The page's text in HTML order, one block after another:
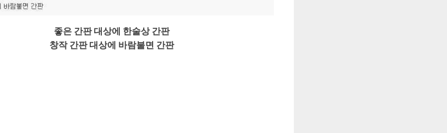
좋은 간판 대상에 한술상 간판
창작 간판 대상에 바람불면 간판